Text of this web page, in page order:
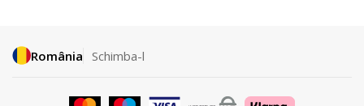
România Schimba-l